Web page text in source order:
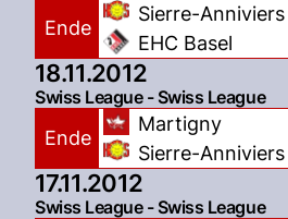
Ende
Sierre-Anniviers
EHC Basel
18.11.2012
Swiss League - Swiss League
Ende
Martigny
Sierre-Anniviers
17.11.2012
Swiss League - Swiss League